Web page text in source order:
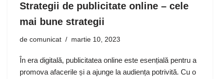
Strategii de publicitate online – cele
mai bune strategii
de comunicat martie 10, 2023
În era digitală, publicitatea online este esențială pentru a
promova afacerile și a ajunge la audiența potrivită. Cu o